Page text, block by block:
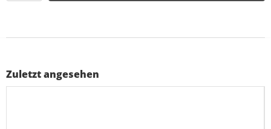
Zuletzt angesehen